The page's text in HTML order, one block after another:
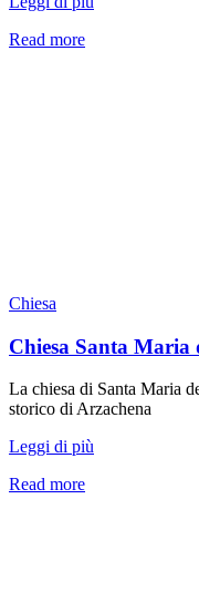
Read more
Chiesa
Chiesa Santa Maria
La chiesa di Santa Maria
storico di Arzachena
Leggi di più
Read more